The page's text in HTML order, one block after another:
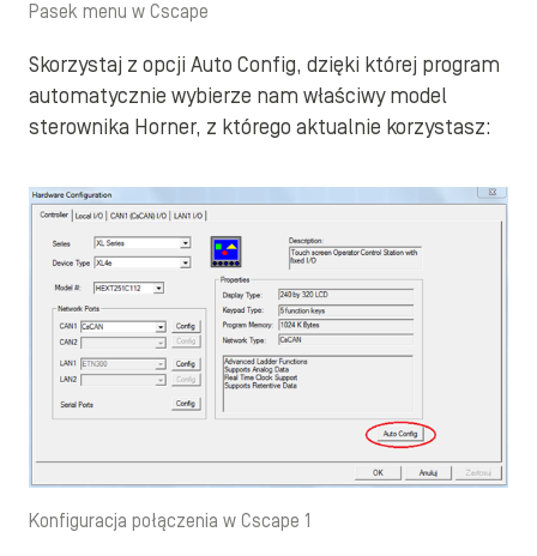
Pasek menu w Cscape
Skorzystaj z opcji Auto Config, dzięki której program
automatycznie wybierze nam właściwy model
sterownika Horner, z którego aktualnie korzystasz:
Konfiguracja połączenia w Cscape 1